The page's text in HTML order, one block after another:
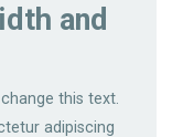
and
this text.
adipiscing